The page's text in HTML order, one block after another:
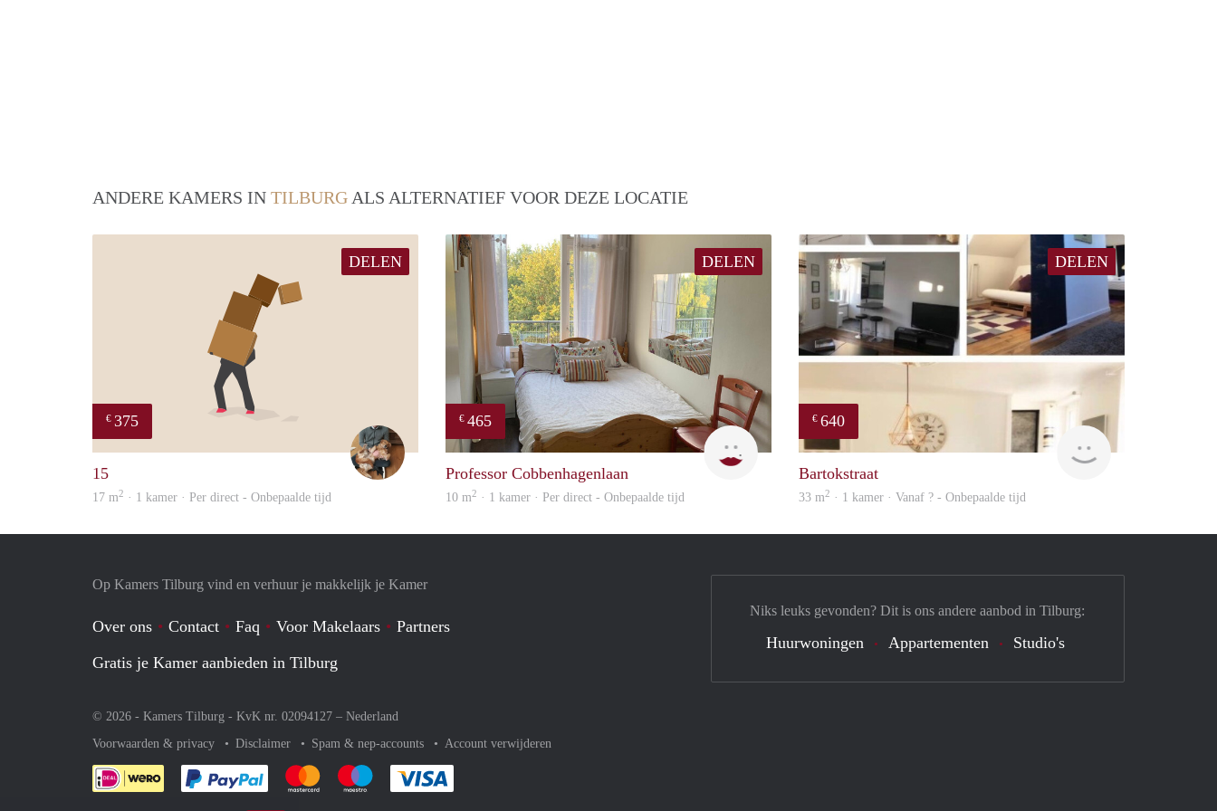
ANDERE KAMERS IN TILBURG ALS ALTERNATIEF VOOR DEZE LOCATIE
DELEN
€ 375
15
17 m2 · 1 kamer · Per direct - Onbepaalde tijd
DELEN
€ 465
T
Professor Cobbenhagenlaan
10 m2 · 1 kamer · Per direct - Onbepaalde tijd
DELEN
€ 640
Bartokstraat
33 m2 · 1 kamer · Vanaf ? - Onbepaalde tijd
Op Kamers Tilburg vind en verhuur je makkelijk je Kamer
Over ons Contact Faq Voor Makelaars
Partners
Gratis je Kamer aanbieden in Tilburg
© 2026 - Kamers Tilburg - KvK nr. 02094127 – Nederland
Voorwaarden & privacy
Disclaimer Spam & nep-accounts Account verwijderen
Je rekent gemakkelijk af met Paypal
Je rekent gemakkelijk af met Mastercard
Je rekent gemakkelijk af met Meastro
Niks leuks gevonden? Dit is ons andere aanbod in Tilburg:
Huurwoningen Appartementen Studio's